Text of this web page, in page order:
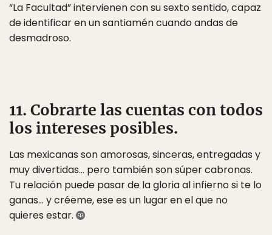
“La Facultad” intervienen con su sexto sentido, capaz
de identificar en un santiamén cuando andas de
desmadroso.
11. Cobrarte las cuentas con todos
los intereses posibles.
Las mexicanas son amorosas, sinceras, entregadas y
muy divertidas… pero también son súper cabronas.
Tu relación puede pasar de la gloria al infierno si te lo
ganas… y créeme, ese es un lugar en el que no
quieres estar.